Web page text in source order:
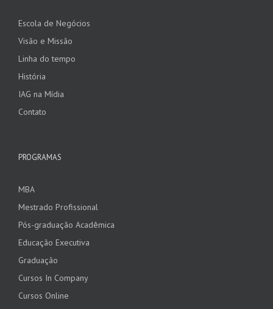
Escola de Negócios
Visão e Missão
Linha do tempo
História
IAG na Mídia
Contato
PROGRAMAS
MBA
Mestrado Profissional
Pós-graduação Acadêmica
Educação Executiva
Graduação
Cursos In Company
Cursos Online